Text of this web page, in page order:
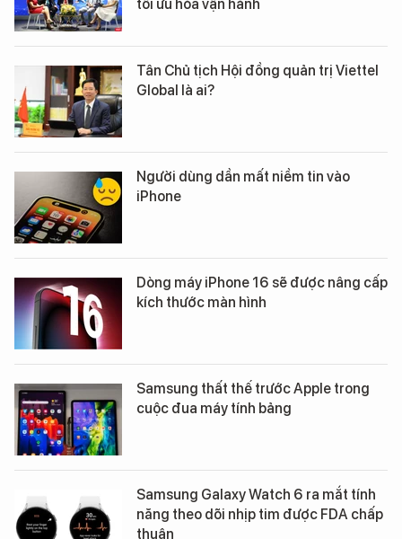
tối ưu hóa vận hành
Tân Chủ tịch Hội đồng quản trị Viettel
Global là ai?
Người dùng dần mất niềm tin vào
iPhone
Dòng máy iPhone 16 sẽ được nâng cấp
kích thước màn hình
Samsung thất thế trước Apple trong
cuộc đua máy tính bảng
Samsung Galaxy Watch 6 ra mắt tính
năng theo dõi nhịp tim được FDA chấp
thuận